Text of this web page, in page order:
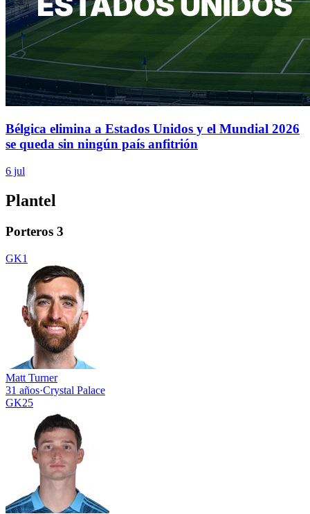
Bélgica elimina a Estados Unidos y el Mundial 2026
se queda sin ningún país anfitrión
6 jul
Plantel
Porteros 3
GK1
Matt Turner
31 años·Crystal Palace
GK25